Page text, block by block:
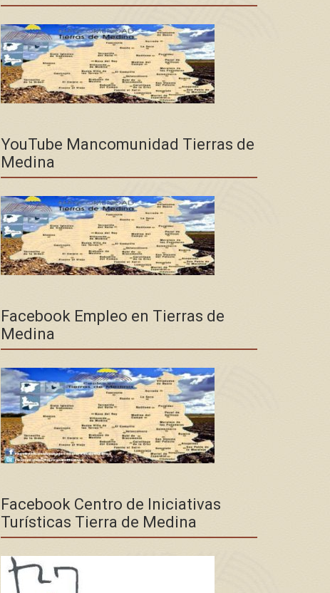
YouTube Mancomunidad Tierras de
Medina
Facebook Empleo en Tierras de
Medina
Facebook Centro de Iniciativas
Turísticas Tierra de Medina